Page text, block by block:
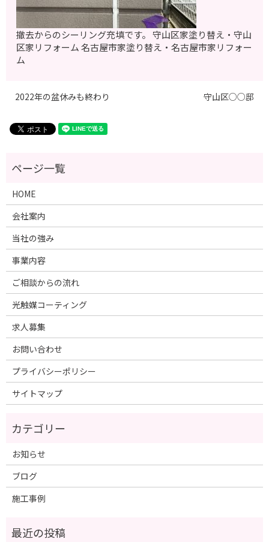
撤去からのシーリング充填です。 守山区家塗り替え・守山
区家リフォーム 名古屋市家塗り替え・名古屋市家リフォー
ム
2022年の盆休みも終わり 守山区○○邸
HOME
会社案内
当社の強み
事業内容
ご相談からの流れ
光触媒コーティング
求人募集
お問い合わせ
プライバシーポリシー
サイトマップ
お知らせ
ブログ
施工事例